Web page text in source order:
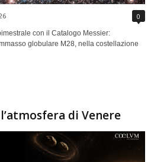
0
con il Catalogo Messier:
globulare M28, nella costellazione
di Venere